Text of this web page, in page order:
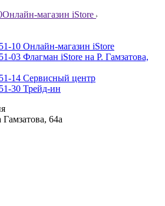
Онлайн-магазин iStore
10 Онлайн-магазин iStore
03 Флагман iStore на Р. Гамзатова,
14 Сервисный центр
30 Трейд-ин
64а